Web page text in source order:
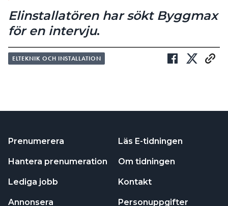
Elinstallatören har sökt Byggmax
för en intervju.
ELTEKNIK OCH INSTALLATION
Prenumerera
Hantera prenumeration
Lediga jobb
Annonsera
Läs E-tidningen
Om tidningen
Kontakt
Personuppgifter